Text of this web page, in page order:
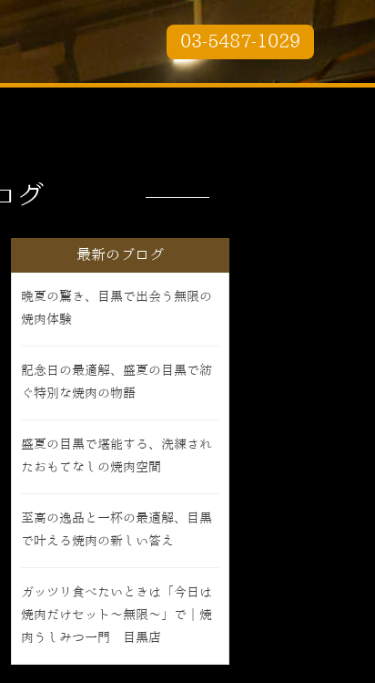
03-5487-1029
グ
最新のブログ
晩夏の驚き、目黒で出会う無限の
焼肉体験
記念日の最適解、盛夏の目黒で紡
ぐ特別な焼肉の物語
盛夏の目黒で堪能する、洗練され
たおもてなしの焼肉空間
至高の逸品と一杯の最適解、目黒
で叶える焼肉の新しい答え
ガッツリ食べたいときは「今日は
焼肉だけセット〜無限〜」で｜焼
肉うしみつ一門 目黒店